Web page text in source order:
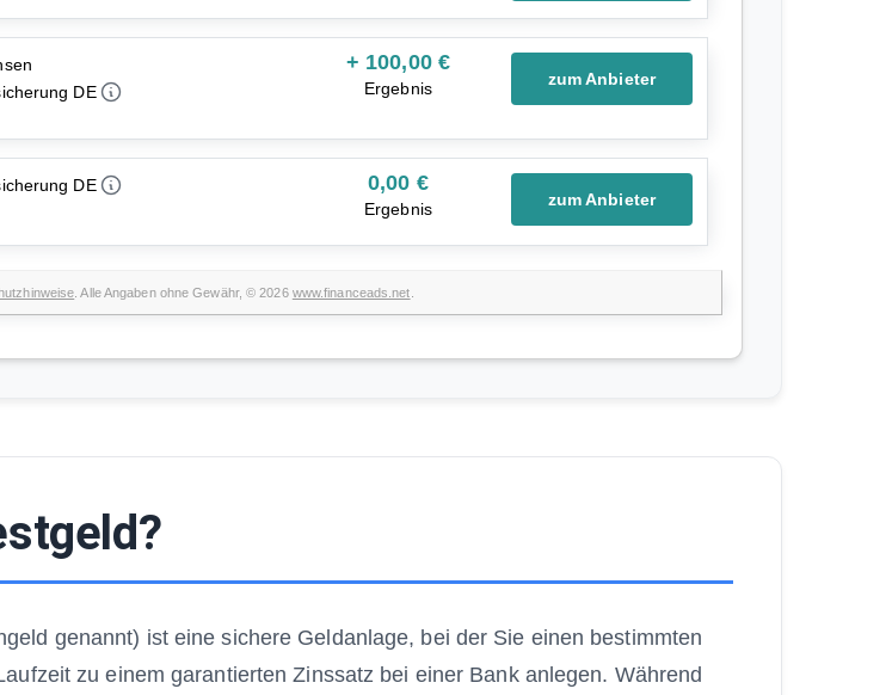
DE
+ 100,00 €
Ergebnis zum Anbieter
DE 0,00 €
Ergebnis zum Anbieter
. Alle Angaben ohne Gewähr, © 2026 www.financeads.net
genannt) ist eine sichere Geldanlage, bei der Sie einen bestimmten
zu einem garantierten Zinssatz bei einer Bank anlegen. Während